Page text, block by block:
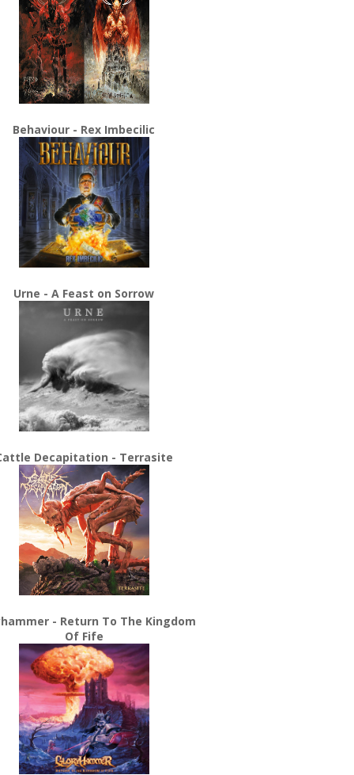
Behaviour - Rex Imbecilic
Urne - A Feast on Sorrow
Decapitation - Terrasite
- Return To The Kingdom
Of Fife